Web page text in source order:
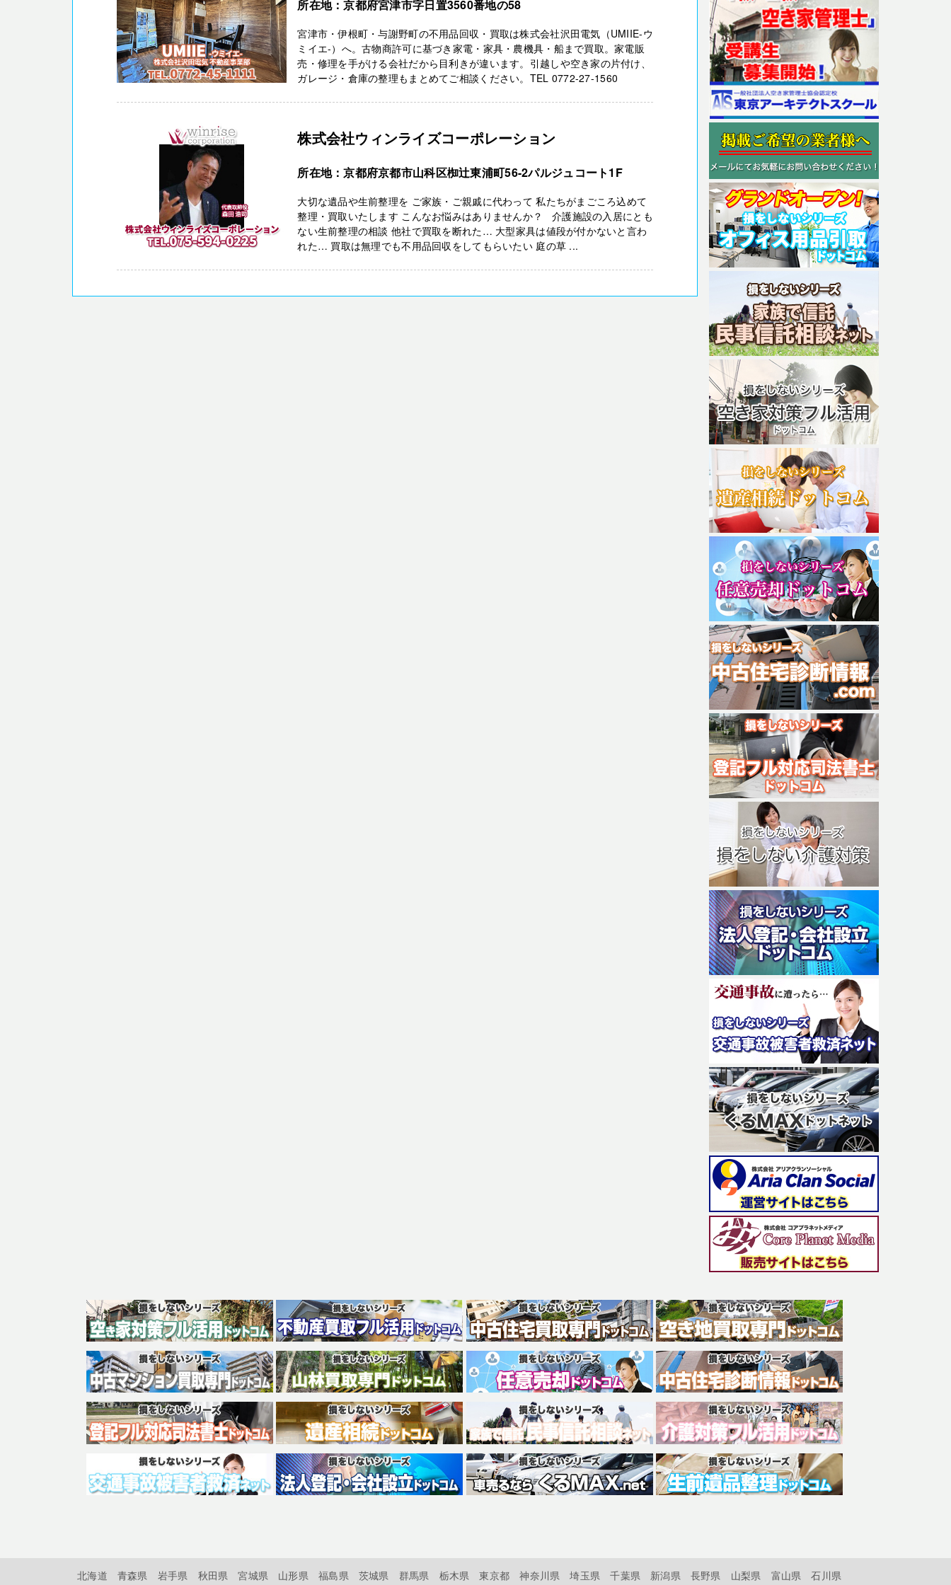
所在地：京都府宮津市字日置3560番地の58
宮津市・伊根町・与謝野町の不用品回収・買取は株式会社沢田電気（UMIIE-ウ
ミイエ-）へ。古物商許可に基づき家電・家具・農機具・船まで買取。家電販
売・修理を手がける会社だから目利きが違います。引越しや空き家の片付け、
ガレージ・倉庫の整理もまとめてご相談ください。TEL 0772-27-1560
株式会社ウィンライズコーポレーション
所在地：京都府京都市山科区椥辻東浦町56-2パルジュコート1F
大切な遺品や生前整理を ご家族・ご親戚に代わって 私たちがまごころ込めて
整理・買取いたします こんなお悩みはありませんか？ 介護施設の入居にとも
ない生前整理の相談 他社で買取を断れた… 大型家具は値段が付かないと言わ
れた… 買取は無理でも不用品回収をしてもらいたい 庭の草 ...
北海道 青森県 岩手県 秋田県 宮城県 山形県 福島県 茨城県 群馬県 栃木県 東京都 神奈川県 埼玉県 千葉県 新潟県 長野県 山梨県 富山県 石川県